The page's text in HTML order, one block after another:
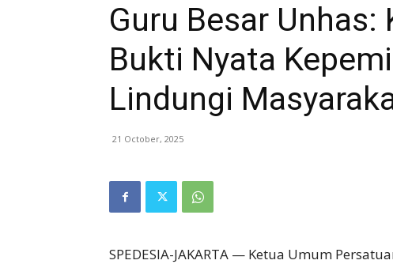
Guru Besar Unhas:
Bukti Nyata
Lindungi
21 October, 2025
SPEDESIA-JAKARTA — Ketua Umum